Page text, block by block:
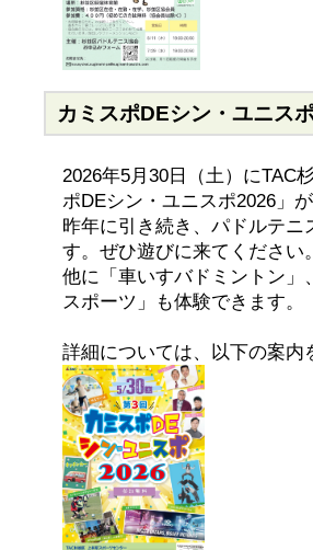
カミスポDEシン・ユニス
2026年5月30日（土）にTAC
ポDEシン・ユニスポ2026」
昨年に引き続き、パドルテニ
す。ぜひ遊びに来てください。
他に「車いすバドミントン
スポーツ」も体験できます。
詳細については、以下の案内